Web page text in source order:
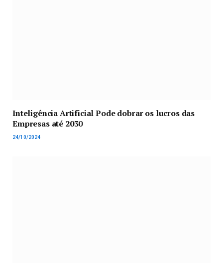
Inteligência Artificial Pode dobrar os lucros das
Empresas até 2030
24/10/2024